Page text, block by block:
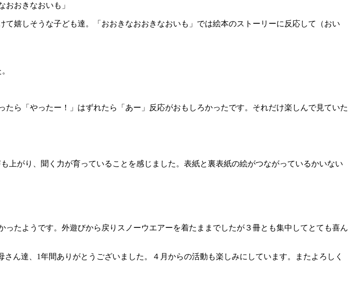
おきなおいも」
嬉しそうな子ども達。「おおきなおおきなおいも」では絵本のストーリーに反応して（おい
ら「やったー！」はずれたら「あー」反応がおもしろかったです。それだけ楽しんで見ていた
上がり、聞く力が育っていることを感じました。表紙と裏表紙の絵がつながっているかいない
たようです。外遊びから戻りスノーウエアーを着たままでしたが３冊とも集中してとても喜ん
ん達、1年間ありがとうございました。４月からの活動も楽しみにしています。またよろしく